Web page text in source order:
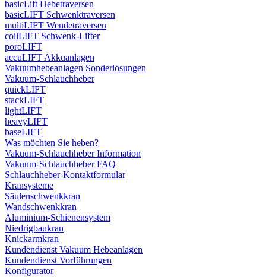
basicLift Hebetraversen
basicLIFT Schwenktraversen
multiLIFT Wendetraversen
coilLIFT Schwenk-Lifter
poroLIFT
accuLIFT Akkuanlagen
Vakuumhebeanlagen Sonderlösungen
Vakuum-Schlauchheber
quickLIFT
stackLIFT
lightLIFT
heavyLIFT
baseLIFT
Was möchten Sie heben?
Vakuum-Schlauchheber Information
Vakuum-Schlauchheber FAQ
Schlauchheber-Kontaktformular
Kransysteme
Säulenschwenkkran
Wandschwenkkran
Aluminium-Schienensystem
Niedrigbaukran
Knickarmkran
Kundendienst Vakuum Hebeanlagen
Kundendienst Vorführungen
Konfigurator